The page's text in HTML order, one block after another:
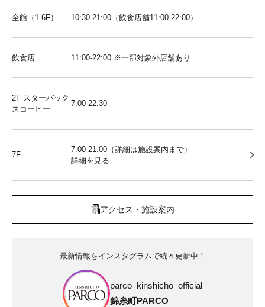
全館（1-6F） 10:30-21:00（飲食店舗11:00-22:00）
飲食店 11:00-22:00 ※一部対象外店舗あり
2F スターバック
スコーヒー
7:00-22:30
7F
7:00-21:00（詳細は施設案内まで）
詳細を見る
アクセス・施設案内
最新情報をインスタグラムで続々更新中！
parco_kinshicho_official
錦糸町PARCO